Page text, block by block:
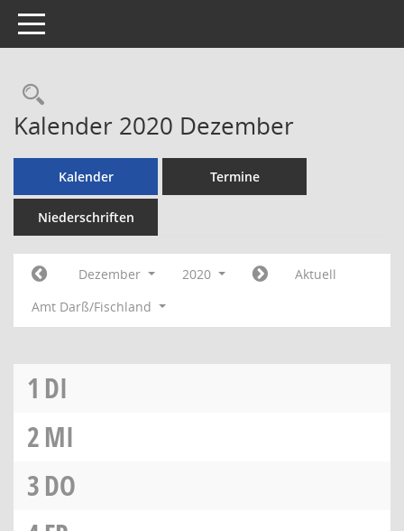
Toggle navigation
Rechercheauswahl
Kalender 2020 Dezember
Kalender Termine
Niederschriften
Dezember 2020
Aktuell
Amt Darß/Fischland
1 DI
2MI
3DO